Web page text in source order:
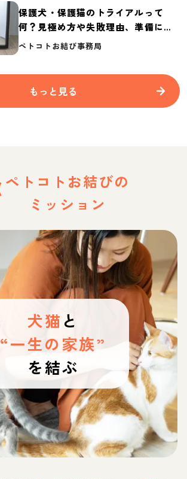
保護犬・保護猫のトライアルって
何？見極め方や失敗理由、準備に必
要なものを紹介
ペトコトお結び事務局
もっと見る
ペトコトお結びの
ミッション
犬猫 と
“一生の家族”
を結ぶ